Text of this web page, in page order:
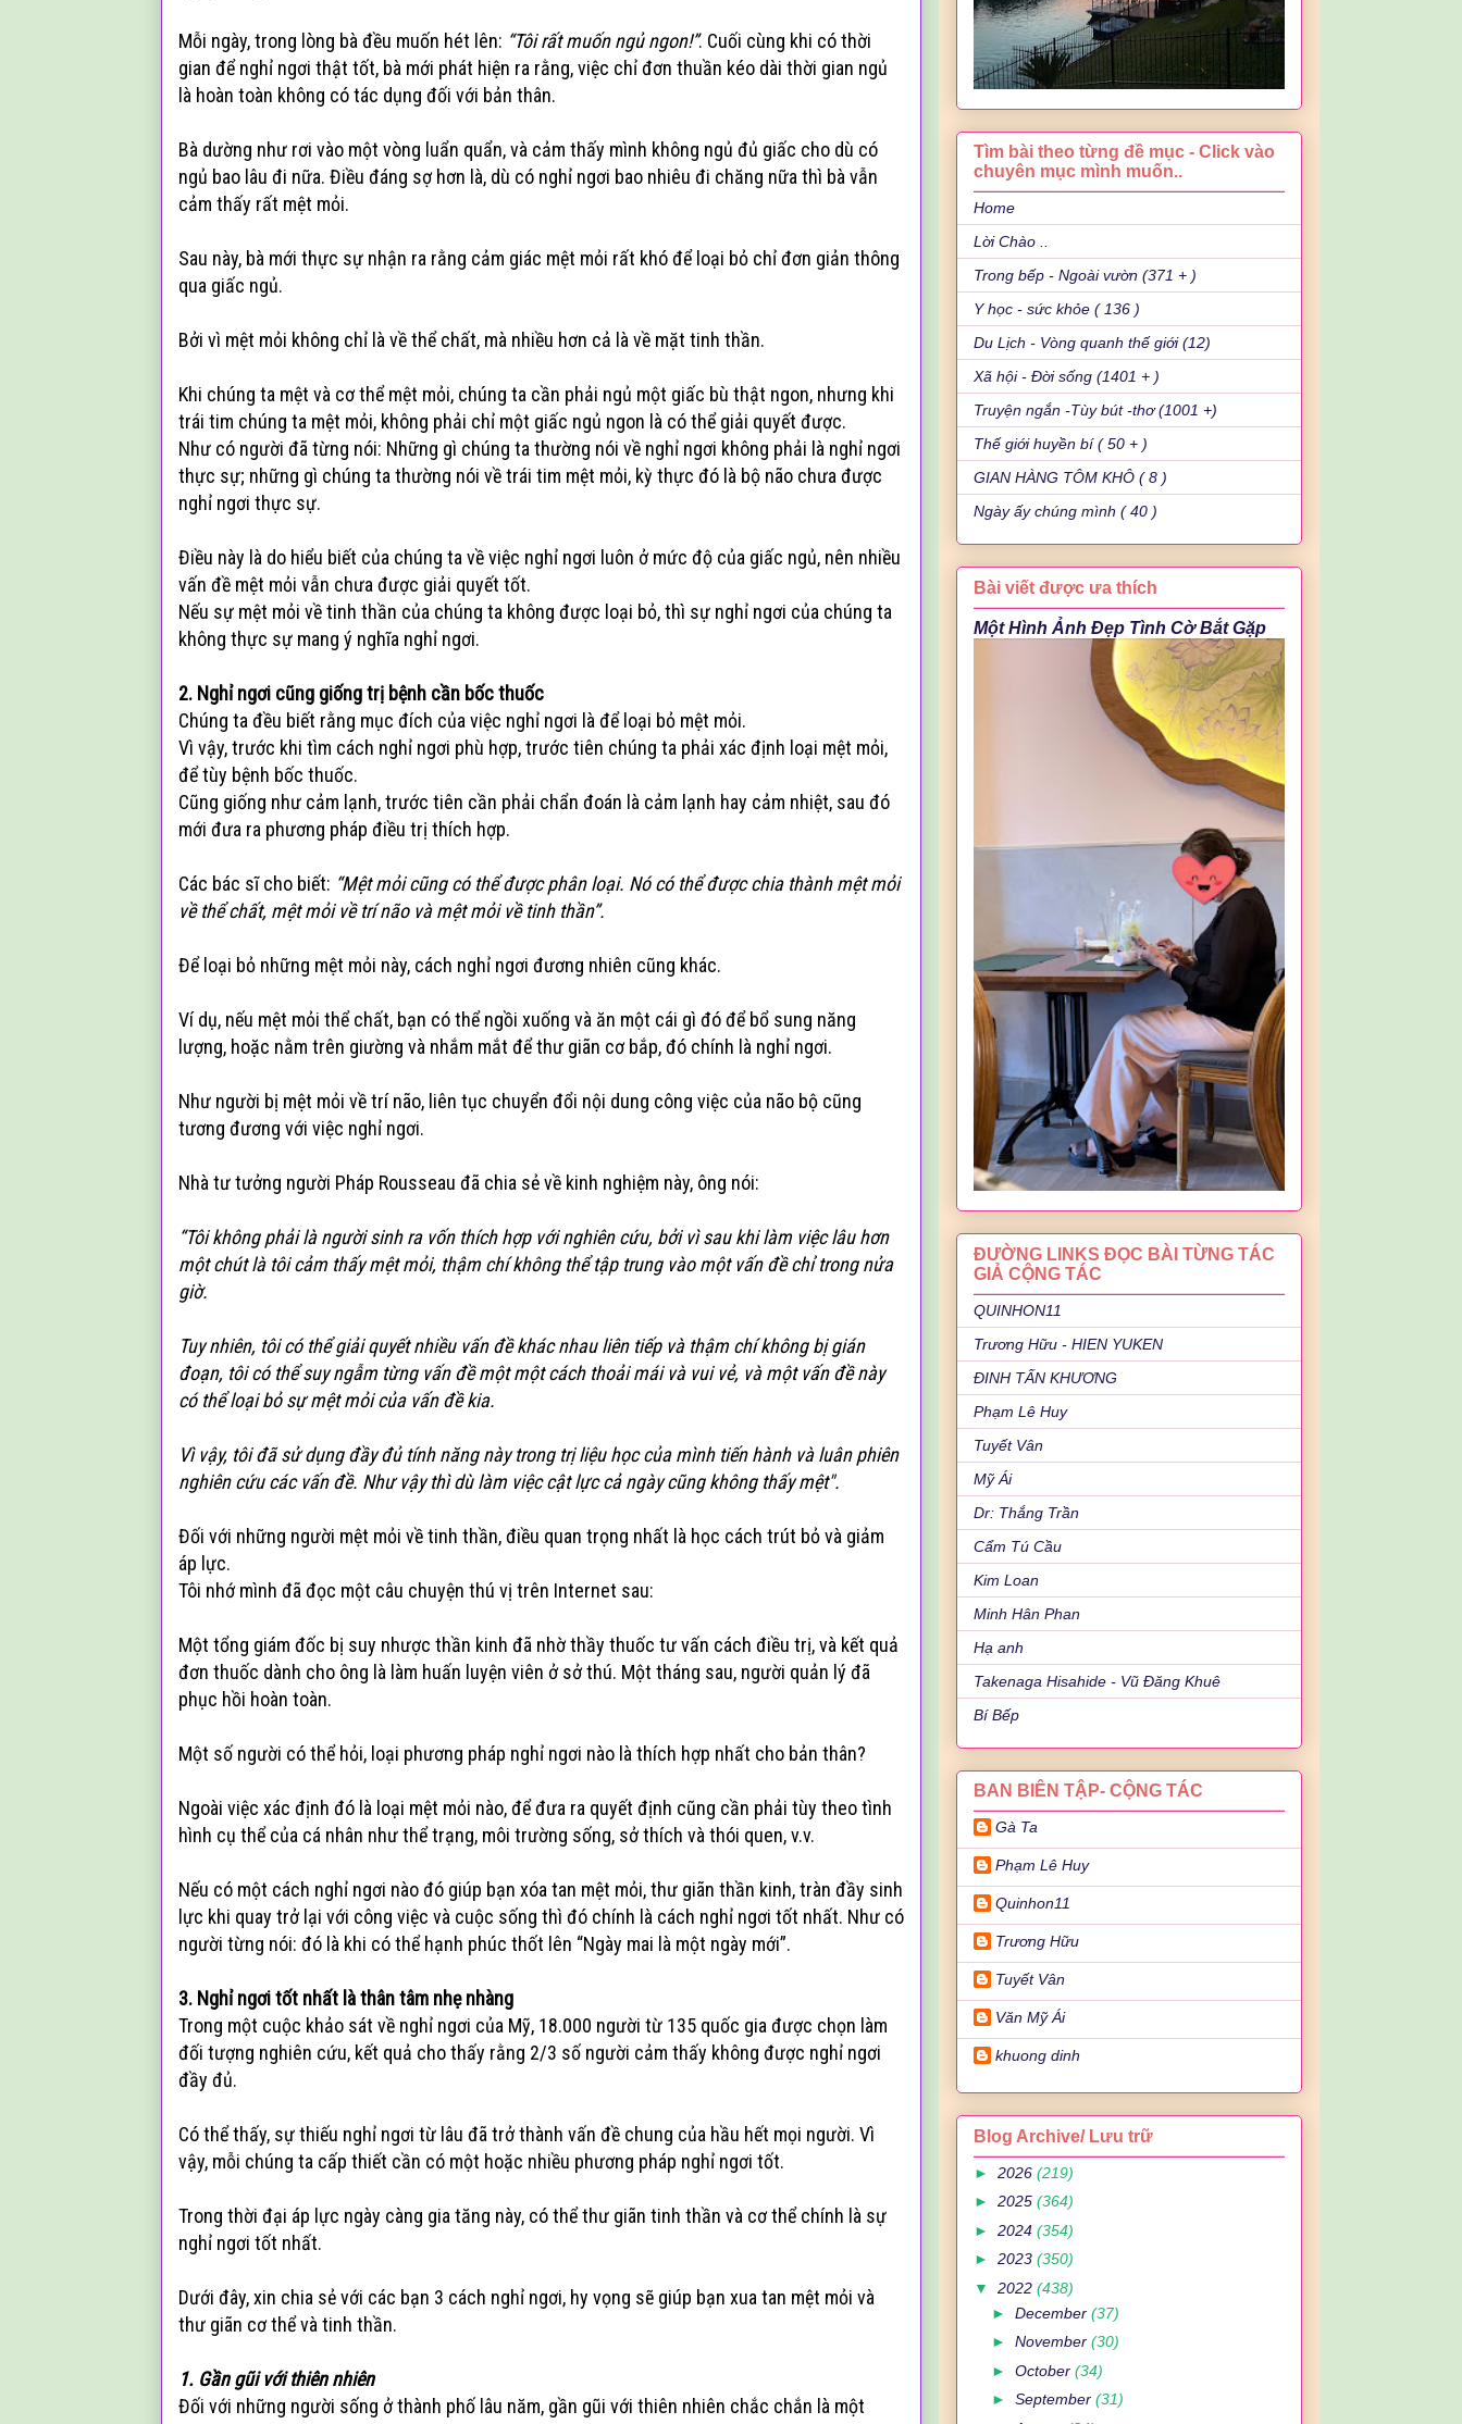
Mỗi ngày, trong lòng bà đều muốn hét lên: “Tôi rất muốn ngủ ngon!”. Cuối cùng khi có thời
gian để nghỉ ngơi thật tốt, bà mới phát hiện ra rằng, việc chỉ đơn thuần kéo dài thời gian ngủ
là hoàn toàn không có tác dụng đối với bản thân.
Bà dường như rơi vào một vòng luẩn quẩn, và cảm thấy mình không ngủ đủ giấc cho dù có
ngủ bao lâu đi nữa. Điều đáng sợ hơn là, dù có nghỉ ngơi bao nhiêu đi chăng nữa thì bà vẫn
cảm thấy rất mệt mỏi.
Sau này, bà mới thực sự nhận ra rằng cảm giác mệt mỏi rất khó để loại bỏ chỉ đơn giản thông
qua giấc ngủ.
Bởi vì mệt mỏi không chỉ là về thể chất, mà nhiều hơn cả là về mặt tinh thần.
Khi chúng ta mệt và cơ thể mệt mỏi, chúng ta cần phải ngủ một giấc bù thật ngon, nhưng khi
trái tim chúng ta mệt mỏi, không phải chỉ một giấc ngủ ngon là có thể giải quyết được.
Như có người đã từng nói: Những gì chúng ta thường nói về nghỉ ngơi không phải là nghỉ ngơi
thực sự; những gì chúng ta thường nói về trái tim mệt mỏi, kỳ thực đó là bộ não chưa được
nghỉ ngơi thực sự.
Điều này là do hiểu biết của chúng ta về việc nghỉ ngơi luôn ở mức độ của giấc ngủ, nên nhiều
vấn đề mệt mỏi vẫn chưa được giải quyết tốt.
Nếu sự mệt mỏi về tinh thần của chúng ta không được loại bỏ, thì sự nghỉ ngơi của chúng ta
không thực sự mang ý nghĩa nghỉ ngơi.
2. Nghỉ ngơi cũng giống trị bệnh cần bốc thuốc
Chúng ta đều biết rằng mục đích của việc nghỉ ngơi là để loại bỏ mệt mỏi.
Vì vậy, trước khi tìm cách nghỉ ngơi phù hợp, trước tiên chúng ta phải xác định loại mệt mỏi,
để tùy bệnh bốc thuốc.
Cũng giống như cảm lạnh, trước tiên cần phải chẩn đoán là cảm lạnh hay cảm nhiệt, sau đó
mới đưa ra phương pháp điều trị thích hợp.
Các bác sĩ cho biết: “Mệt mỏi cũng có thể được phân loại. Nó có thể được chia thành mệt mỏi
về thể chất, mệt mỏi về trí não và mệt mỏi về tinh thần”.
Để loại bỏ những mệt mỏi này, cách nghỉ ngơi đương nhiên cũng khác.
Ví dụ, nếu mệt mỏi thể chất, bạn có thể ngồi xuống và ăn một cái gì đó để bổ sung năng
lượng, hoặc nằm trên giường và nhắm mắt để thư giãn cơ bắp, đó chính là nghỉ ngơi.
Như người bị mệt mỏi về trí não, liên tục chuyển đổi nội dung công việc của não bộ cũng
tương đương với việc nghỉ ngơi.
Nhà tư tưởng người Pháp Rousseau đã chia sẻ về kinh nghiệm này, ông nói:
“Tôi không phải là người sinh ra vốn thích hợp với nghiên cứu, bởi vì sau khi làm việc lâu hơn
một chút là tôi cảm thấy mệt mỏi, thậm chí không thể tập trung vào một vấn đề chỉ trong nửa
giờ.
Tuy nhiên, tôi có thể giải quyết nhiều vấn đề khác nhau liên tiếp và thậm chí không bị gián
đoạn, tôi có thể suy ngẫm từng vấn đề một một cách thoải mái và vui vẻ, và một vấn đề này
có thể loại bỏ sự mệt mỏi của vấn đề kia.
Vì vậy, tôi đã sử dụng đầy đủ tính năng này trong trị liệu học của mình tiến hành và luân phiên
nghiên cứu các vấn đề. Như vậy thì dù làm việc cật lực cả ngày cũng không thấy mệt".
Đối với những người mệt mỏi về tinh thần, điều quan trọng nhất là học cách trút bỏ và giảm
áp lực.
Tôi nhớ mình đã đọc một câu chuyện thú vị trên Internet sau:
Một tổng giám đốc bị suy nhược thần kinh đã nhờ thầy thuốc tư vấn cách điều trị, và kết quả
đơn thuốc dành cho ông là làm huấn luyện viên ở sở thú. Một tháng sau, người quản lý đã
phục hồi hoàn toàn.
Một số người có thể hỏi, loại phương pháp nghỉ ngơi nào là thích hợp nhất cho bản thân?
Ngoài việc xác định đó là loại mệt mỏi nào, để đưa ra quyết định cũng cần phải tùy theo tình
hình cụ thể của cá nhân như thể trạng, môi trường sống, sở thích và thói quen, v.v.
Nếu có một cách nghỉ ngơi nào đó giúp bạn xóa tan mệt mỏi, thư giãn thần kinh, tràn đầy sinh
lực khi quay trở lại với công việc và cuộc sống thì đó chính là cách nghỉ ngơi tốt nhất. Như có
người từng nói: đó là khi có thể hạnh phúc thốt lên “Ngày mai là một ngày mới”.
3. Nghỉ ngơi tốt nhất là thân tâm nhẹ nhàng
Trong một cuộc khảo sát về nghỉ ngơi của Mỹ, 18.000 người từ 135 quốc gia được chọn làm
đối tượng nghiên cứu, kết quả cho thấy rằng 2/3 số người cảm thấy không được nghỉ ngơi
đầy đủ.
Có thể thấy, sự thiếu nghỉ ngơi từ lâu đã trở thành vấn đề chung của hầu hết mọi người. Vì
vậy, mỗi chúng ta cấp thiết cần có một hoặc nhiều phương pháp nghỉ ngơi tốt.
Trong thời đại áp lực ngày càng gia tăng này, có thể thư giãn tinh thần và cơ thể chính là sự
nghỉ ngơi tốt nhất.
Dưới đây, xin chia sẻ với các bạn 3 cách nghỉ ngơi, hy vọng sẽ giúp bạn xua tan mệt mỏi và
thư giãn cơ thể và tinh thần.
1. Gần gũi với thiên nhiên
Đối với những người sống ở thành phố lâu năm, gần gũi với thiên nhiên chắc chắn là một
Tìm bài theo từng đề mục - Click vào
chuyên mục mình muốn..
Home
Lời Chào ..
Trong bếp - Ngoài vườn (371 + )
Y học - sức khỏe ( 136 )
Du Lịch - Vòng quanh thế giới (12)
Xã hội - Đời sống (1401 + )
Truyện ngắn -Tùy bút -thơ (1001 +)
Thế giới huyền bí ( 50 + )
GIAN HÀNG TÔM KHÔ ( 8 )
Ngày ấy chúng mình ( 40 )
Bài viết được ưa thích
Một Hình Ảnh Đẹp Tình Cờ Bắt Gặp
ĐƯỜNG LINKS ĐỌC BÀI TỪNG TÁC
GIẢ CỘNG TÁC
QUINHON11
Trương Hữu - HIEN YUKEN
ĐINH TẤN KHƯƠNG
Phạm Lê Huy
Tuyết Vân
Mỹ Ái
Dr: Thắng Trần
Cẩm Tú Cầu
Kim Loan
Minh Hân Phan
Hạ anh
Takenaga Hisahide - Vũ Đăng Khuê
Bí Bếp
BAN BIÊN TẬP- CỘNG TÁC
Gà Ta
Phạm Lê Huy
Quinhon11
Trương Hữu
Tuyết Vân
Văn Mỹ Ái
khuong dinh
Blog Archive/ Lưu trữ
► 2026 (219)
► 2025 (364)
► 2024 (354)
► 2023 (350)
▼ 2022 (438)
►December(37)
►November(30)
►October(34)
►September(31)